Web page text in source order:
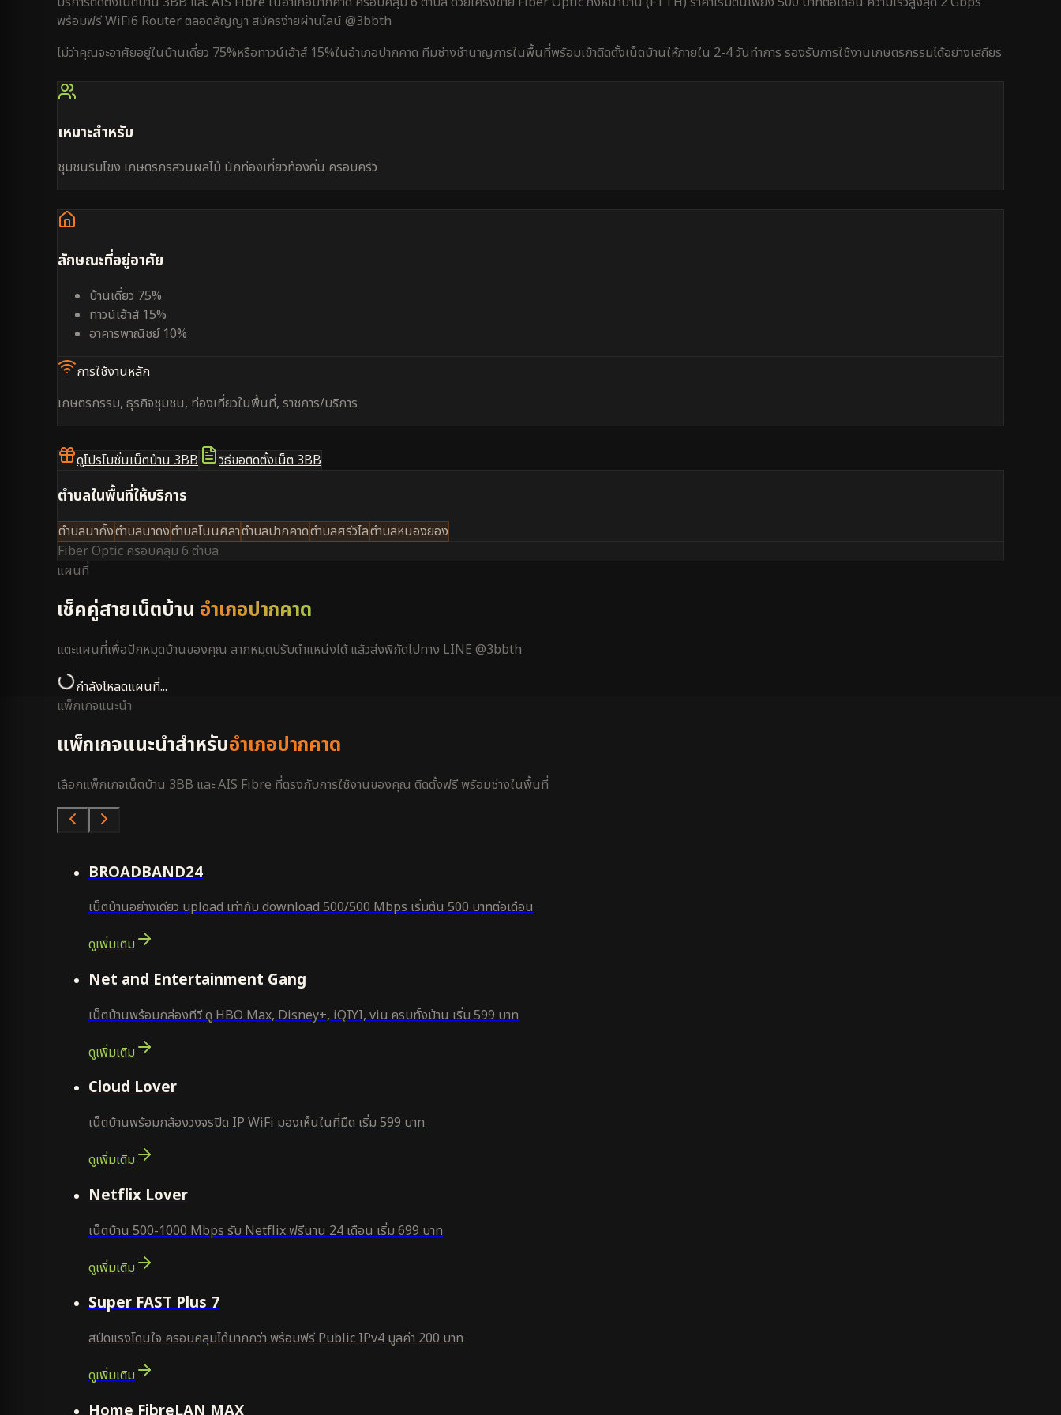
พร้อมฟรี WiFi6 Router ตลอดสัญญา สมัครง่ายผ่านไลน์ @3bbth
ไม่ว่าคุณจะอาศัยอยู่ในบ้านเดี่ยว 75%หรือทาวน์เฮ้าส์ 15%ในอำเภอปากคาด ทีมช่างชำนาญการในพื้นที่พร้อมเข้าติดตั้งเน็ตบ้านให้ภายใน 2-4 วันทำการ รองรับการใช้งานเกษตรกรรมได้อย่างเสถียร
เหมาะสำหรับ
ชุมชนริมโขง เกษตรกรสวนผลไม้ นักท่องเที่ยวท้องถิ่น ครอบครัว
ลักษณะที่อยู่อาศัย
บ้านเดี่ยว 75%
ทาวน์เฮ้าส์ 15%
อาคารพาณิชย์ 10%
การใช้งานหลัก
เกษตรกรรม, ธุรกิจชุมชน, ท่องเที่ยวในพื้นที่, ราชการ/บริการ
ดูโปรโมชั่นเน็ตบ้าน 3BB วิธีขอติดตั้งเน็ต 3BB
ตำบลในพื้นที่ให้บริการ
ตำบลนากั้งตำบลนาดงตำบลโนนศิลาตำบลปากคาดตำบลศรีวิไลตำบลหนองยอง
Fiber Optic ครอบคลุม 6 ตำบล
แผนที่
เช็คคู่สายเน็ตบ้าน อำเภอปากคาด
แตะแผนที่เพื่อปักหมุดบ้านของคุณ ลากหมุดปรับตำแหน่งได้ แล้วส่งพิกัดไปทาง LINE @3bbth
กำลังโหลดแผนที่...
แพ็กเกจแนะนำ
แพ็กเกจแนะนำสำหรับอำเภอปากคาด
เลือกแพ็กเกจเน็ตบ้าน 3BB และ AIS Fibre ที่ตรงกับการใช้งานของคุณ ติดตั้งฟรี พร้อมช่างในพื้นที่
BROADBAND24
เน็ตบ้านอย่างเดียว upload เท่ากับ download 500/500 Mbps เริ่มต้น 500 บาทต่อเดือน
ดูเพิ่มเติม
Net and Entertainment Gang
เน็ตบ้านพร้อมกล่องทีวี ดู HBO Max, Disney+, iQIYI, viu ครบทั้งบ้าน เริ่ม 599 บาท
ดูเพิ่มเติม
Cloud Lover
เน็ตบ้านพร้อมกล้องวงจรปิด IP WiFi มองเห็นในที่มืด เริ่ม 599 บาท
ดูเพิ่มเติม
Netflix Lover
เน็ตบ้าน 500-1000 Mbps รับ Netflix ฟรีนาน 24 เดือน เริ่ม 699 บาท
ดูเพิ่มเติม
Super FAST Plus 7
สปีดแรงโดนใจ ครอบคลุมได้มากกว่า พร้อมฟรี Public IPv4 มูลค่า 200 บาท
ดูเพิ่มเติม